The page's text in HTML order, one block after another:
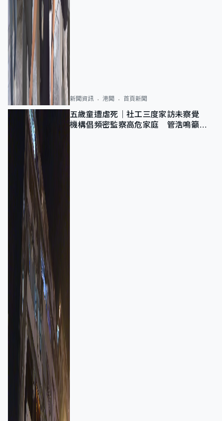
新聞資訊 港聞 首頁新聞
五歲童遭虐死｜社工三度家訪未察覺
機構倡頻密監察高危家庭 管浩鳴籲加